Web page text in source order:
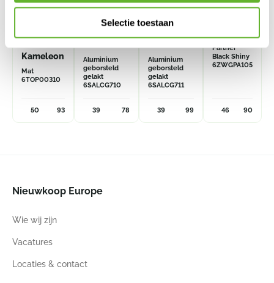
Selectie toestaan
Kameleon
Mat
6TOP00310
50 93
Aluminium
geborsteld
gelakt
6SALCG710
39 78
Aluminium
geborsteld
gelakt
6SALCG711
39 99
Partner
Black Shiny
6ZWGPA105
46 90
Nieuwkoop Europe
Wie wij zijn
Vacatures
Locaties & contact